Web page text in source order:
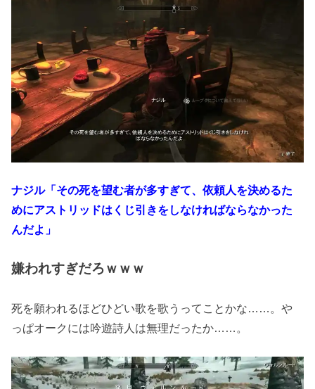
ナジル「その死を望む者が多すぎて、依頼人を決めるた
めにアストリッドはくじ引きをしなければならなかった
んだよ」
嫌われすぎだろｗｗｗ
死を願われるほどひどい歌を歌うってことかな……。や
っぱオークには吟遊詩人は無理だったか……。